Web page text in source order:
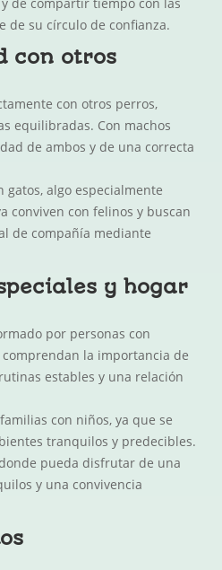
de su círculo de confianza.
con otros
con otros perros,
equilibradas. Con machos
de ambos y de una correcta
gatos, algo especialmente
conviven con felinos y buscan
de compañía mediante
y hogar
por personas con
la importancia de
estables y una relación
con niños, ya que se
tranquilos y predecibles.
pueda disfrutar de una
y una convivencia